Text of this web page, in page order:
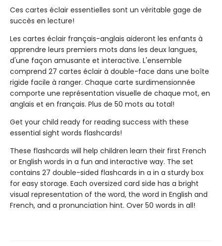
Ces cartes éclair essentielles sont un véritable gage de
succès en lecture!
Les cartes éclair français-anglais aideront les enfants à
apprendre leurs premiers mots dans les deux langues,
d'une façon amusante et interactive. L'ensemble
comprend 27 cartes éclair à double-face dans une boîte
rigide facile à ranger. Chaque carte surdimensionnée
comporte une représentation visuelle de chaque mot, en
anglais et en français. Plus de 50 mots au total!
Get your child ready for reading success with these
essential sight words flashcards!
These flashcards will help children learn their first French
or English words in a fun and interactive way. The set
contains 27 double-sided flashcards in a in a sturdy box
for easy storage. Each oversized card side has a bright
visual representation of the word, the word in English and
French, and a pronunciation hint. Over 50 words in all!